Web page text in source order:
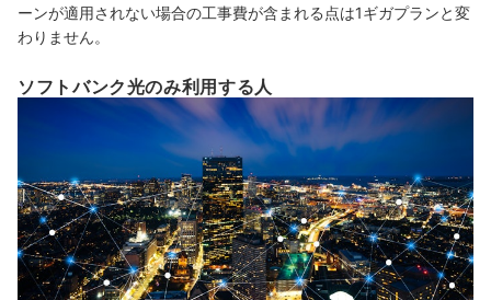
ーンが適用されない場合の工事費が含まれる点は1ギガプランと変
わりません。
ソフトバンク光のみ利用する人